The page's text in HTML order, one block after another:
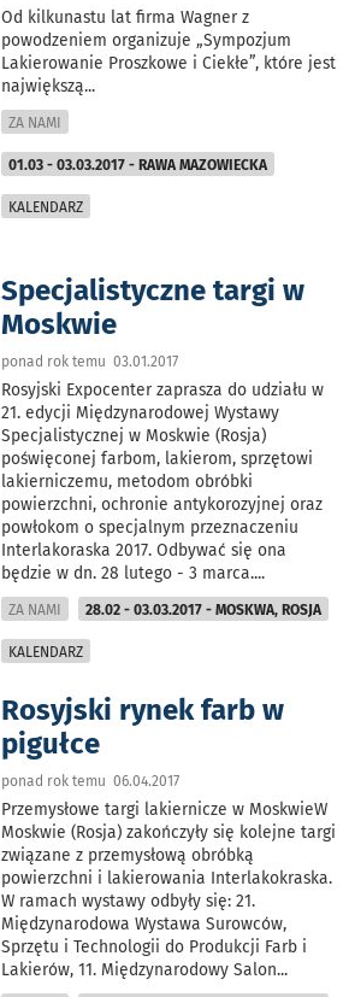
Od kilkunastu lat firma Wagner z
powodzeniem organizuje „Sympozjum
Lakierowanie Proszkowe i Ciekłe”, które jest
największą...
ZA NAMI
01.03 - 03.03.2017 - RAWA MAZOWIECKA
KALENDARZ
Specjalistyczne targi w
Moskwie
ponad rok temu 03.01.2017
Rosyjski Expocenter zaprasza do udziału w
21. edycji Międzynarodowej Wystawy
Specjalistycznej w Moskwie (Rosja)
poświęconej farbom, lakierom, sprzętowi
lakierniczemu, metodom obróbki
powierzchni, ochronie antykorozyjnej oraz
powłokom o specjalnym przeznaczeniu
Interlakoraska 2017. Odbywać się ona
będzie w dn. 28 lutego - 3 marca....
ZA NAMI 28.02 - 03.03.2017 - MOSKWA, ROSJA
KALENDARZ
Rosyjski rynek farb w
pigułce
ponad rok temu 06.04.2017
Przemysłowe targi lakiernicze w MoskwieW
Moskwie (Rosja) zakończyły się kolejne targi
związane z przemysłową obróbką
powierzchni i lakierowania Interlakokraska.
W ramach wystawy odbyły się: 21.
Międzynarodowa Wystawa Surowców,
Sprzętu i Technologii do Produkcji Farb i
Lakierów, 11. Międzynarodowy Salon...